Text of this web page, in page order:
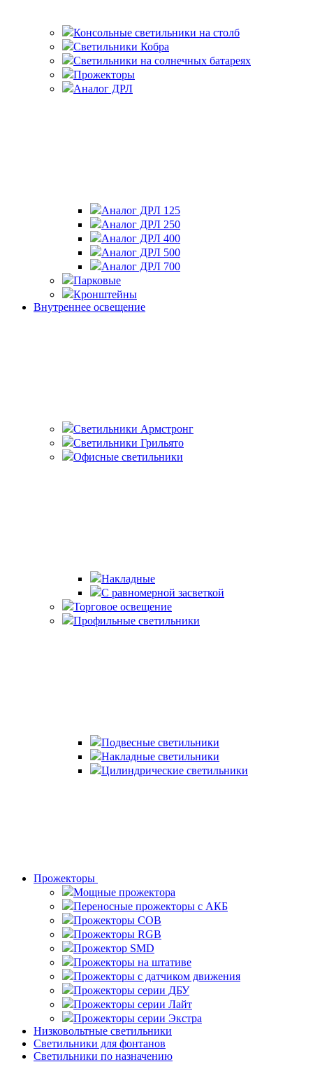
Консольные светильники на столб
Светильники Кобра
Светильники на солнечных батареях
Прожекторы
Аналог ДРЛ
Аналог ДРЛ 125
Аналог ДРЛ 250
Аналог ДРЛ 400
Аналог ДРЛ 500
Аналог ДРЛ 700
Парковые
Кронштейны
Внутреннее освещение
Светильники Армстронг
Светильники Грильято
Офисные светильники
Накладные
С равномерной засветкой
Торговое освещение
Профильные светильники
Подвесные светильники
Накладные светильники
Цилиндрические светильники
Прожекторы
Мощные прожектора
Переносные прожекторы с АКБ
Прожекторы COB
Прожекторы RGB
Прожектор SMD
Прожекторы на штативе
Прожекторы с датчиком движения
Прожекторы серии ДБУ
Прожекторы серии Лайт
Прожекторы серии Экстра
Низковольтные светильники
Светильники для фонтанов
Светильники по назначению